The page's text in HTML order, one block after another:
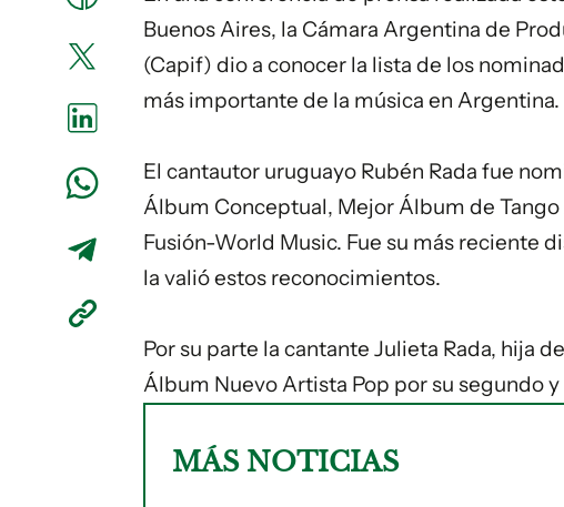
Buenos Aires, la Cámara Argentina de
(Capif) dio a conocer la lista de los
más importante de la música en Argentina.
El cantautor uruguayo Rubén Rada fue
Álbum Conceptual, Mejor Álbum de
Fusión-World Music. Fue su más reciente
la valió estos reconocimientos.
Por su parte la cantante Julieta Rada, hija
Álbum Nuevo Artista Pop por su segundo
MÁS NOTICIAS